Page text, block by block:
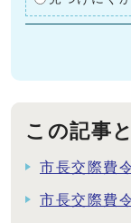
この記事
市長交際費
市長交際費